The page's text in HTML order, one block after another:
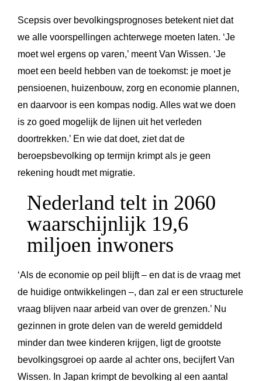
Scepsis over bevolkingsprognoses betekent niet dat
we alle voorspellingen achterwege moeten laten. ‘Je
moet wel ergens op varen,’ meent Van Wissen. ‘Je
moet een beeld hebben van de toekomst: je moet je
pensioenen, huizenbouw, zorg en economie plannen,
en daarvoor is een kompas nodig. Alles wat we doen
is zo goed mogelijk de lijnen uit het verleden
doortrekken.’ En wie dat doet, ziet dat de
beroepsbevolking op termijn krimpt als je geen
rekening houdt met migratie.
Nederland telt in 2060
waarschijnlijk 19,6
miljoen inwoners
‘Als de economie op peil blijft – en dat is de vraag met
de huidige ontwikkelingen –, dan zal er een structurele
vraag blijven naar arbeid van over de grenzen.’ Nu
gezinnen in grote delen van de wereld gemiddeld
minder dan twee kinderen krijgen, ligt de grootste
bevolkingsgroei op aarde al achter ons, becijfert Van
Wissen. In Japan krimpt de bevolking al een aantal